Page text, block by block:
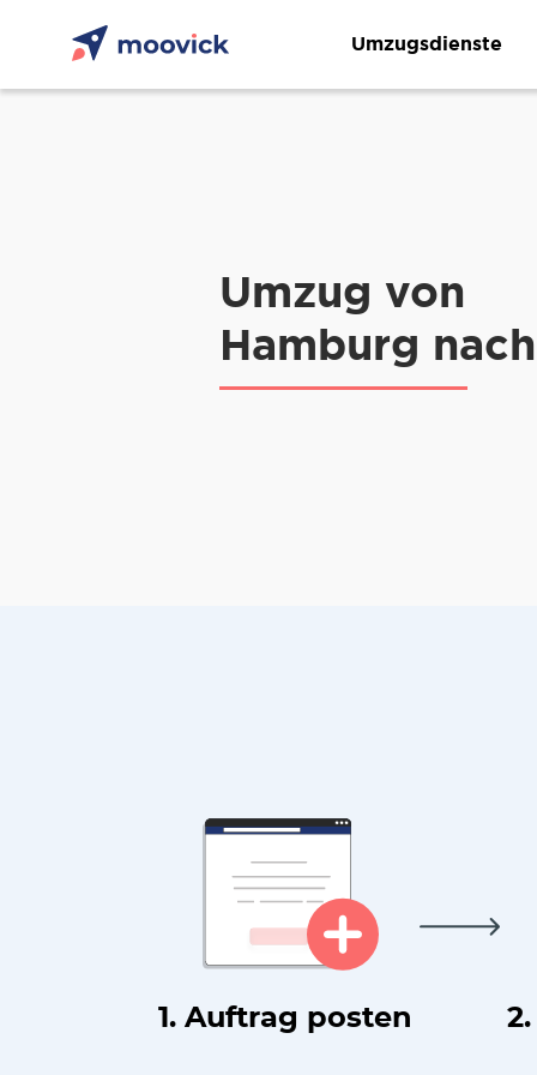
Umzugsdienste
Umzug von
Hamburg
1. Auftrag posten